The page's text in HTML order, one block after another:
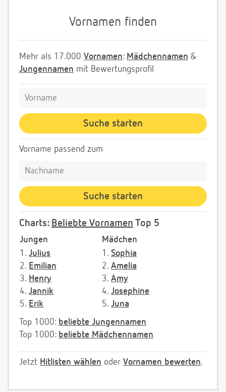
Vornamen finden
Mehr als 17.000 Vornamen: Mädchennamen &
Jungennamen mit Bewertungsprofil
Vorname passend zum
Charts: Beliebte Vornamen Top 5
Jungen
Mädchen
1. Julius
2. Emilian
3. Henry
4. Jannik
5. Erik
1. Sophia
2. Amelia
3. Amy
4. Josephine
5. Juna
Top 1000: beliebte Jungennamen
Top 1000: beliebte Mädchennamen
Jetzt Hitlisten wählen oder Vornamen bewerten.